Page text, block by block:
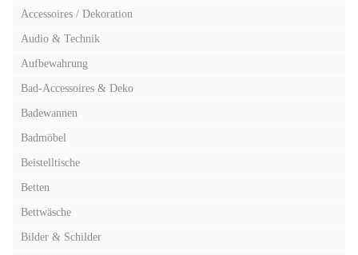
Accessoires / Dekoration
Audio & Technik
Aufbewahrung
Bad-Accessoires & Deko
Badewannen
Badmöbel
Beistelltische
Betten
Bettwäsche
Bilder & Schilder